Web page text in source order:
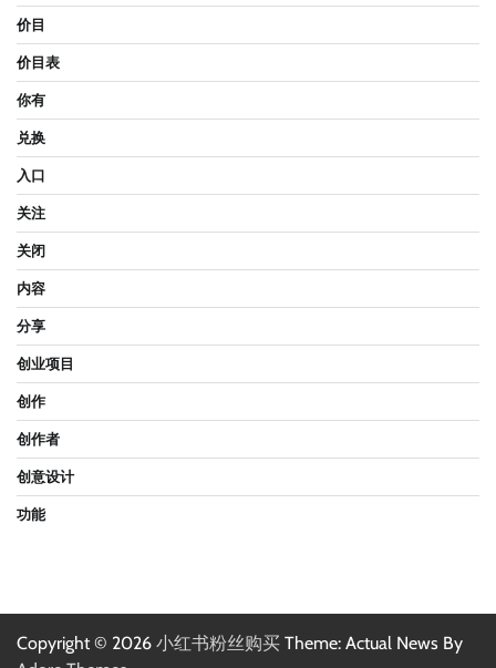
价目
价目表
你有
兑换
入口
关注
关闭
内容
分享
创业项目
创作
创作者
创意设计
功能
Copyright © 2026 小红书粉丝购买 Theme: Actual News By